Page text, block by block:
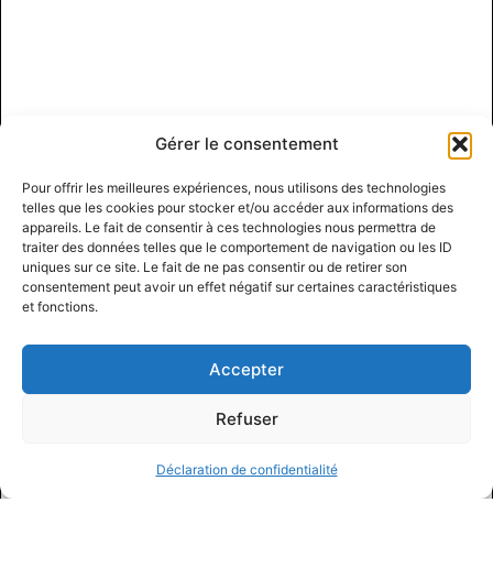
Gérer le consentement
Pour offrir les meilleures expériences, nous utilisons des technologies
telles que les cookies pour stocker et/ou accéder aux informations des
appareils. Le fait de consentir à ces technologies nous permettra de
traiter des données telles que le comportement de navigation ou les ID
uniques sur ce site. Le fait de ne pas consentir ou de retirer son
consentement peut avoir un effet négatif sur certaines caractéristiques
et fonctions.
Accepter
Refuser
Déclaration de confidentialité